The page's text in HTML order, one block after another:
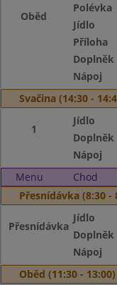
Oběd
Polévka
Jídlo
Příloha
Doplněk
Nápoj
Svačina (14:30 -
1
Jídlo
Doplněk
Nápoj
Menu
Chod
Přesnídávka (8:30 -
Přesnídávka
Jídlo
Doplněk
Nápoj
Oběd (11:30 - 13:00)